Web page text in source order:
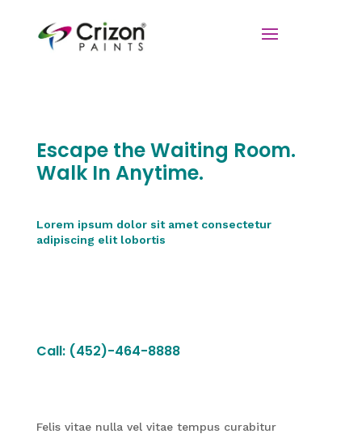
Escape the Waiting Room.
Walk In Anytime.
Lorem ipsum dolor sit amet consectetur
adipiscing elit lobortis
Call: (452)-464-8888
Felis vitae nulla vel vitae tempus curabitur